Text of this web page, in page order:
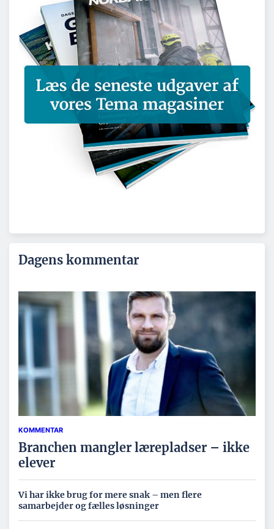
Dagens kommentar
KOMMENTAR
Branchen mangler lærepladser – ikke
elever
Vi har ikke brug for mere snak – men flere
samarbejder og fælles løsninger